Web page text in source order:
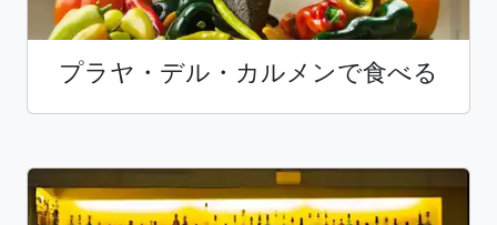
プラヤ・デル・カルメンで食べる